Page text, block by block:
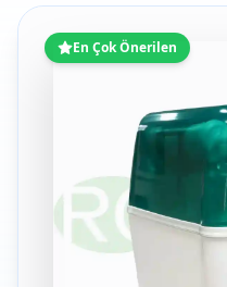
En Çok Önerilen